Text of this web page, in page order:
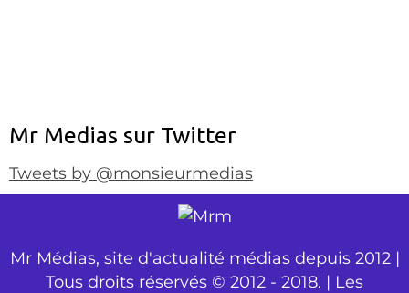
Mr Medias sur Twitter
Tweets by @monsieurmedias
Mr Médias, site d'actualité médias depuis 2012 |
Tous droits réservés © 2012 - 2018. | Les